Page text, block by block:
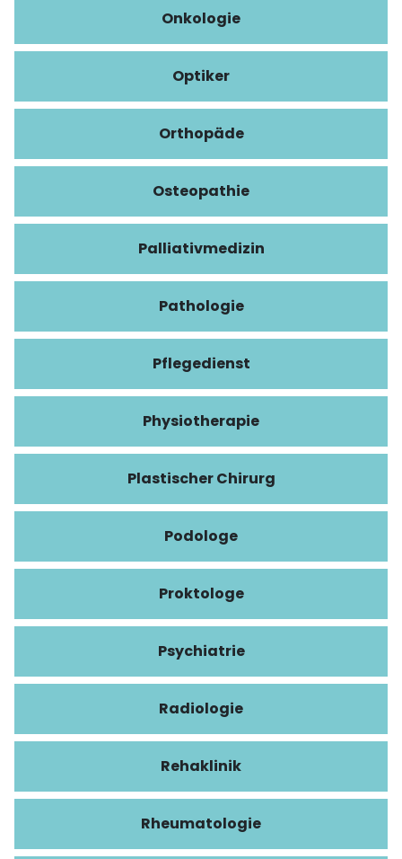
Onkologie
Optiker
Orthopäde
Osteopathie
Palliativmedizin
Pathologie
Pflegedienst
Physiotherapie
Plastischer Chirurg
Podologe
Proktologe
Psychiatrie
Radiologie
Rehaklinik
Rheumatologie